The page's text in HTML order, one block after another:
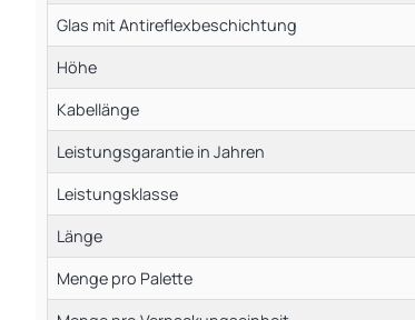
Glas mit Antireflexbeschichtung
Höhe
Kabellänge
Leistungsgarantie in Jahren
Leistungsklasse
Länge
Menge pro Palette